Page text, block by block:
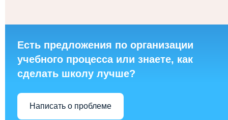
Есть предложения по организации
учебного процесса или знаете, как
сделать школу лучше?
Написать о проблеме